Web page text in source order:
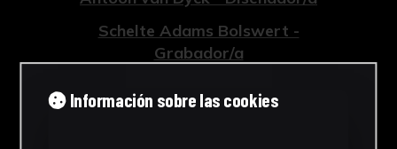
Schelte Adams Bolswert -
Grabador/a
Tipología
Información sobre las cookies